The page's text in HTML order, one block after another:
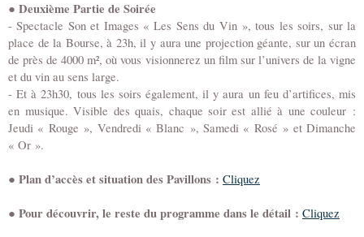
● Deuxième Partie de Soirée
- Spectacle Son et Images « Les Sens du Vin », tous les soirs, sur la
place de la Bourse, à 23h, il y aura une projection géante, sur un écran
de près de 4000 m², où vous visionnerez un film sur l’univers de la vigne
et du vin au sens large.
- Et à 23h30, tous les soirs également, il y aura un feu d’artifices, mis
en musique. Visible des quais, chaque soir est allié à une couleur :
Jeudi « Rouge », Vendredi « Blanc », Samedi « Rosé » et Dimanche
« Or ».
● Plan d’accès et situation des Pavillons : Cliquez
● Pour découvrir, le reste du programme dans le détail : Cliquez